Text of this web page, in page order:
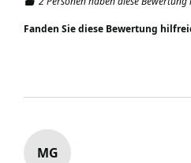
Fanden Sie diese Bewertung
MG